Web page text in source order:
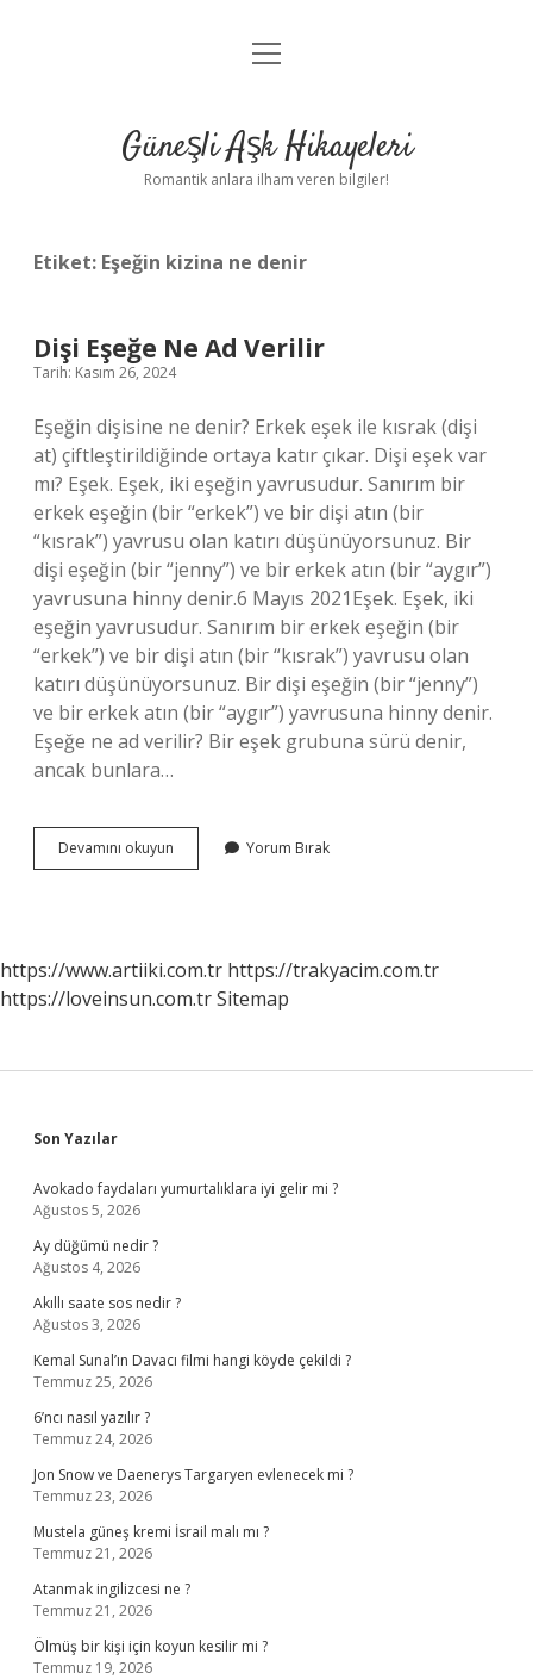
Anasayfa
Yasal Uyarı
menüyü
Güneşli Aşk Hikayeleri
Romantik anlara ilham veren bilgiler!
Etiket: Eşeğin kizina ne denir
Dişi Eşeğe Ne Ad Verilir
Tarih: Kasım 26, 2024
Eşeğin dişisine ne denir? Erkek eşek ile kısrak (dişi
at) çiftleştirildiğinde ortaya katır çıkar. Dişi eşek var
mı? Eşek. Eşek, iki eşeğin yavrusudur. Sanırım bir
erkek eşeğin (bir “erkek”) ve bir dişi atın (bir
“kısrak”) yavrusu olan katırı düşünüyorsunuz. Bir
dişi eşeğin (bir “jenny”) ve bir erkek atın (bir “aygır”)
yavrusuna hinny denir.6 Mayıs 2021Eşek. Eşek, iki
eşeğin yavrusudur. Sanırım bir erkek eşeğin (bir
“erkek”) ve bir dişi atın (bir “kısrak”) yavrusu olan
katırı düşünüyorsunuz. Bir dişi eşeğin (bir “jenny”)
ve bir erkek atın (bir “aygır”) yavrusuna hinny denir.
Eşeğe ne ad verilir? Bir eşek grubuna sürü denir,
ancak bunlara…
Devamını okuyun
Eşeğe
Yorum Bırak
https://www.artiiki.com.tr https://trakyacim.com.tr
https://loveinsun.com.trSitemap
Sidebar
Son Yazılar
Avokado faydaları yumurtalıklara iyi gelir mi ?
Ağustos 5, 2026
Ay düğümü nedir ?
Ağustos 4, 2026
Akıllı saate sos nedir ?
Ağustos 3, 2026
Kemal Sunal’ın Davacı filmi hangi köyde çekildi ?
Temmuz 25, 2026
6’ncı nasıl yazılır ?
Temmuz 24, 2026
Jon Snow ve Daenerys Targaryen evlenecek mi ?
Temmuz 23, 2026
Mustela güneş kremi İsrail malı mı ?
Temmuz 21, 2026
Atanmak ingilizcesi ne ?
Temmuz 21, 2026
Ölmüş bir kişi için koyun kesilir mi ?
Temmuz 19, 2026